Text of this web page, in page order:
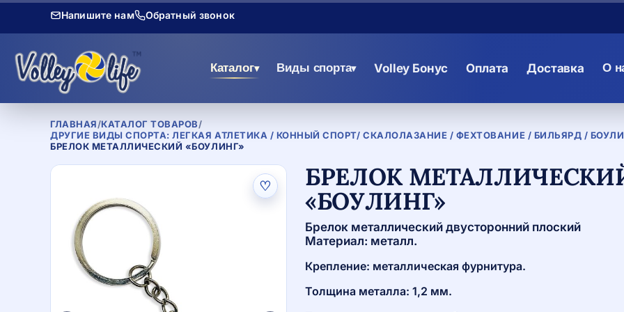
Напишите нам Обратный звонок
Каталог▾ Виды спорта▾ Volley Бонус Оплата Доставка О
ГЛАВНАЯ/КАТАЛОГ ТОВАРОВ/
ДРУГИЕ ВИДЫ СПОРТА: ЛЕГКАЯ АТЛЕТИКА / КОННЫЙ СПОРТ/ СКАЛОЛАЗАНИЕ / ФЕХТОВАНИЕ / БИЛЬЯРД /
БРЕЛОК МЕТАЛЛИЧЕСКИЙ «БОУЛИНГ»
♡
БРЕЛОК
«БОУЛИНГ»
Брелок металлический двусторонний плоский
Материал: металл.
Крепление: металлическая фурнитура.
Толщина металла: 1,2 мм.